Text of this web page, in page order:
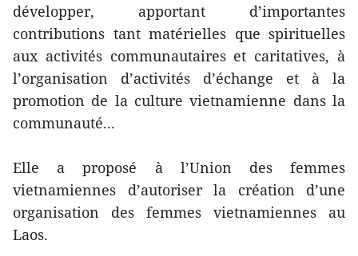
développer, apportant d’importantes
contributions tant matérielles que spirituelles
aux activités communautaires et caritatives, à
l’organisation d’activités d’échange et à la
promotion de la culture vietnamienne dans la
communauté...
Elle a proposé à l’Union des femmes
vietnamiennes d’autoriser la création d’une
organisation des femmes vietnamiennes au
Laos.